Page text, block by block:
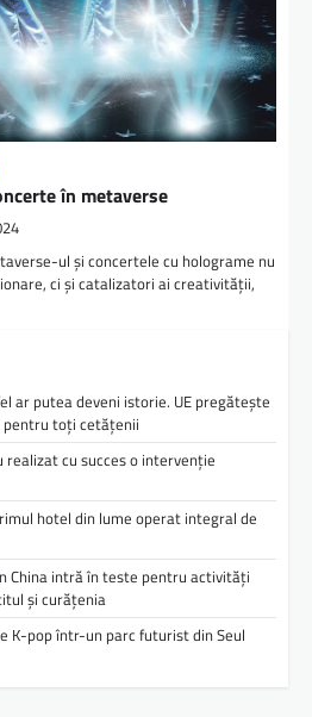
în metaverse
ul și concertele cu holograme nu
ci și catalizatori ai creativității,
ar putea deveni istorie. UE pregătește
toți cetățenii
realizat cu succes o intervenție
hotel din lume operat integral de
China intră în teste pentru activități
și curățenia
K-pop într-un parc futurist din Seul